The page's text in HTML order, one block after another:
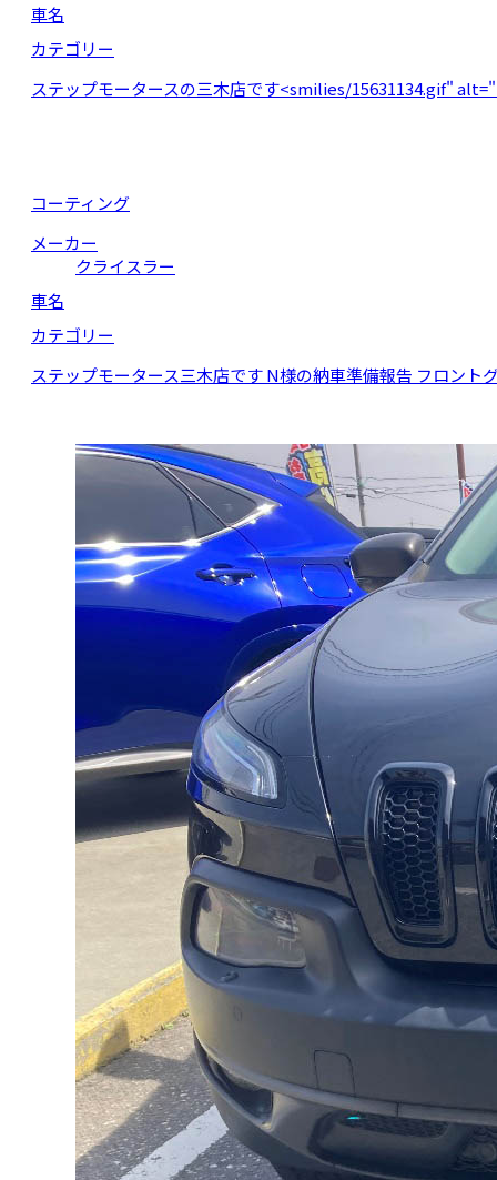
車名
カテゴリー
ステップモータースの三木店です<smilies/15631134.gif"
コーティング
メーカー
クライスラー
車名
カテゴリー
ステップモータース三木店です N様の納車準備報告 フロン